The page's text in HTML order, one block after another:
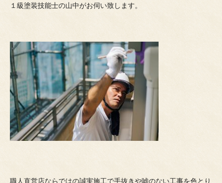
１級塗装技能士の山中がお伺い致します。
職人直営店ならではの誠実施工で手抜きや嘘のない工事を色とり